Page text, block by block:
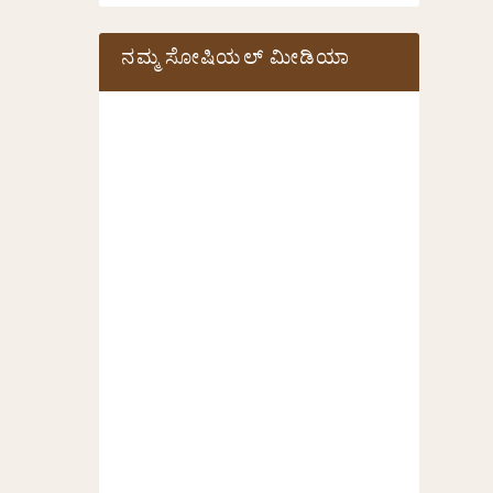
ನಮ್ಮ ಸೋಷಿಯಲ್‌ ಮೀಡಿಯಾ